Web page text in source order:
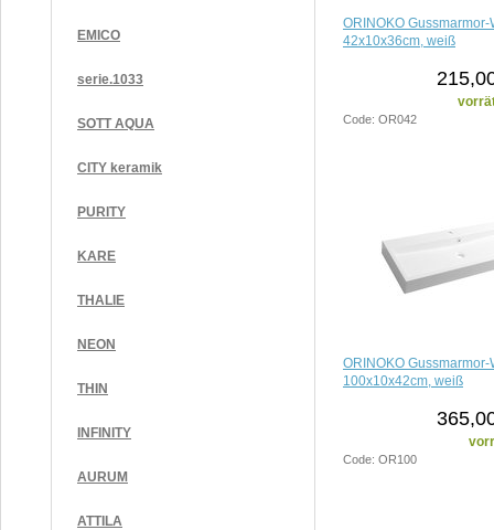
EMICO
serie.1033
SOTT AQUA
CITY keramik
PURITY
KARE
THALIE
NEON
THIN
INFINITY
AURUM
ATTILA
ORINOKO Gussmarmor-
42x10x36cm, weiß
Code: OR042
ORINOKO Gussmarmor-
100x10x42cm, weiß
Code: OR100